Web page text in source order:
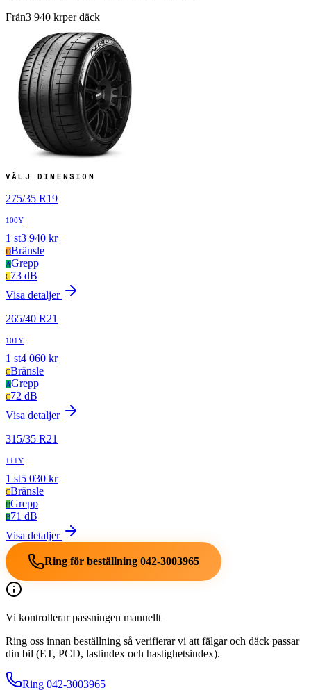
Från3 940 krper däck
VÄLJ DIMENSION
275/35 R19
100Y
1 st3 940 kr
DBränsle
AGrepp
C73 dB
Visa detaljer
265/40 R21
101Y
1 st4 060 kr
CBränsle
AGrepp
C72 dB
Visa detaljer
315/35 R21
111Y
1 st5 030 kr
CBränsle
BGrepp
B71 dB
Visa detaljer
Ring för beställning 042-3003965
Vi kontrollerar passningen manuellt
Ring oss innan beställning så verifierar vi att fälgar och däck passar
din bil (ET, PCD, lastindex och hastighetsindex).
Ring 042-3003965